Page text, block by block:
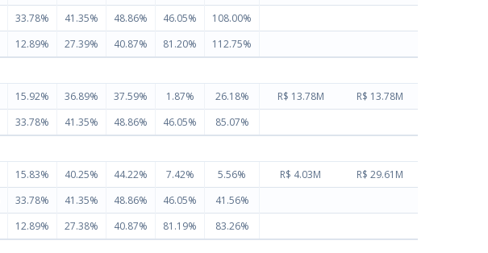
33.78% 41.35% 48.86% 46.05%
108.00%
12.89% 27.39% 40.87% 81.20% 112.75%
15.92% 36.89% 37.59% 1.87% 26.18% R$ 13.78M
R$ 13.78M
33.78% 41.35% 48.86% 46.05% 85.07%
15.83% 40.25% 44.22% 7.42% 5.56% R$ 4.03M
R$ 29.61M
33.78% 41.35% 48.86% 46.05%
41.56%
12.89% 27.38% 40.87% 81.19% 83.26%